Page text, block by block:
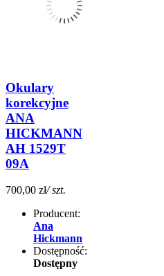
Okulary
korekcyjne
ANA
HICKMANN
AH 1529T
09A
700,00 zł/ szt.
Producent:
Ana
Hickmann
Dostępność:
Dostępny